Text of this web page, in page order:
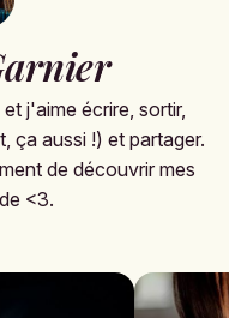
j'aime écrire, sortir,
ça aussi !) et partager.
de découvrir mes
<3.